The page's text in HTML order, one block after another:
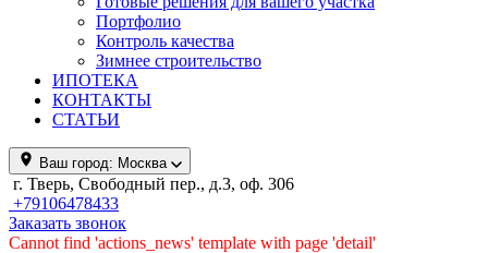
Портфолио
Контроль качества
Зимнее строительство
ИПОТЕКА
КОНТАКТЫ
СТАТЬИ
Ваш город: Москва
г. Тверь, Свободный пер., д.3, оф. 306
+79106478433
Заказать звонок
Cannot find 'actions_news' template with page 'detail'